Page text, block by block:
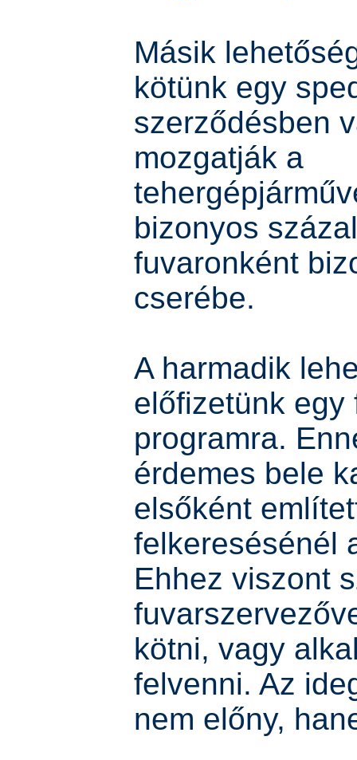
Másik
kötünk egy
szerződésben
mozgatják a
bizonyos
fuvaronként
cserébe.
A harmadik
előfizetünk egy
programra.
érdemes bele
elsőként
felkeresésénél
Ehhez viszont
kötni, vagy
felvenni. Az
nem előny,